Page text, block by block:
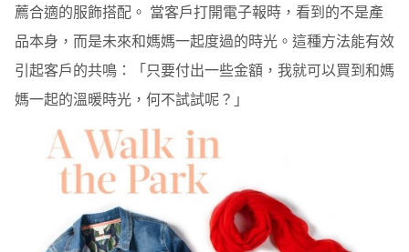
薦合適的服飾搭配。 當客戶打開電子報時，看到的不是產
品本身，而是未來和媽媽一起度過的時光。這種方法能有效
引起客戶的共鳴：「只要付出一些金額，我就可以買到和媽
媽一起的溫暖時光，何不試試呢？」